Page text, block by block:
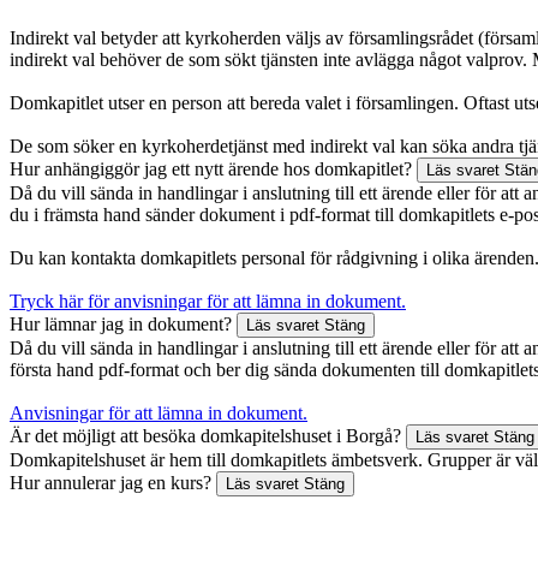
Indirekt val betyder att kyrkoherden väljs av församlingsrådet
indirekt val behöver de som sökt tjänsten inte avlägga något
Domkapitlet utser en person att bereda valet i församlingen. Oftast
De som söker en kyrkoherdetjänst med indirekt val kan söka andra
Hur anhängiggör jag ett nytt ärende hos domkapitlet?
Läs svaret
Då du vill sända in handlingar i anslutning till ett ärende eller för att
du i främsta hand sänder dokument i pdf-format till domkapitlets e-
Du kan kontakta domkapitlets personal för rådgivning i olika
Tryck här för anvisningar för att lämna in dokument.
Hur lämnar jag in dokument?
Läs svaret Stäng
Då du vill sända in handlingar i anslutning till ett ärende eller för att
första hand pdf-format och ber dig sända dokumenten till
Anvisningar för att lämna in dokument.
Är det möjligt att besöka domkapitelshuset i Borgå?
Läs svaret Stäng
Domkapitelshuset är hem till domkapitlets ämbetsverk. Grupper är
Hur annulerar jag en kurs?
Läs svaret Stäng